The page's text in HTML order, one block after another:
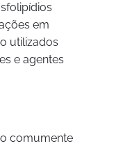
em
utilizados
e agentes
comumente